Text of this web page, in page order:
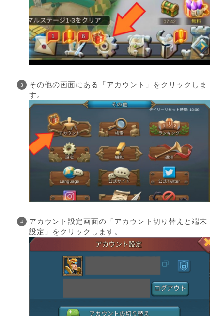
その他の画面にある「アカウント」をクリックしま
す。
アカウント設定画面の「アカウント切り替えと端末
設定」をクリックします。